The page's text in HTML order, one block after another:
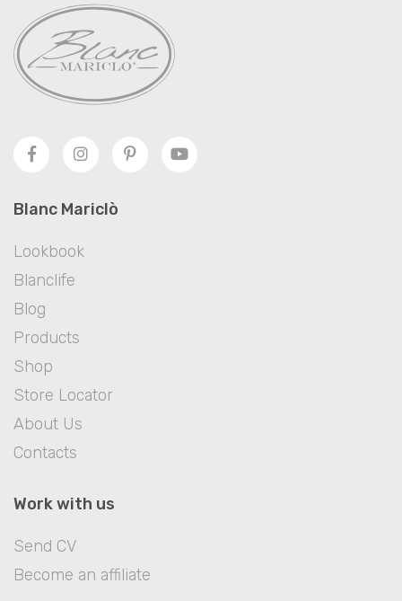
Blanc Mariclò
Lookbook
Blanclife
Blog
Products
Shop
Store Locator
About Us
Contacts
Work with us
Send CV
Become an affiliate